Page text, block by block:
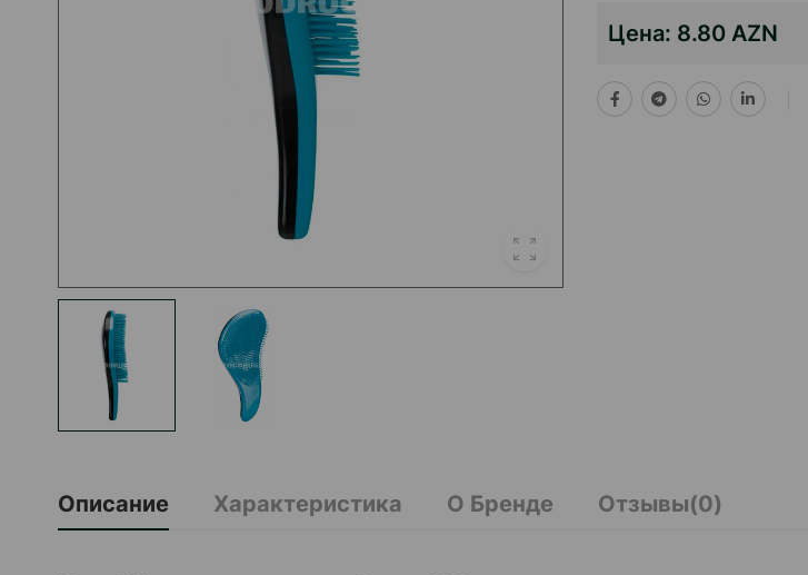
Цена: 8.80 AZN
Описание Характеристика О Бренде Отзывы(0)